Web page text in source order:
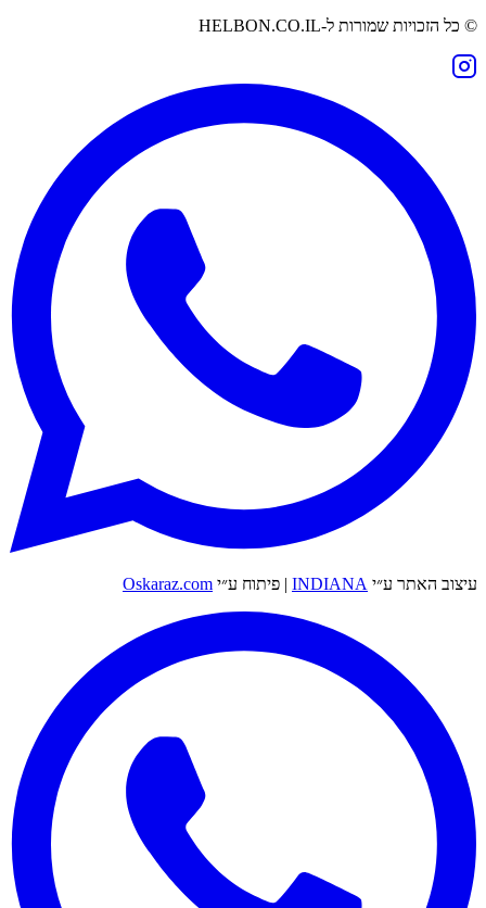
© כל הזכויות שמורות ל-HELBON.CO.IL
עיצוב האתר ע״י INDIANA
| פיתוח ע״י Oskaraz.com